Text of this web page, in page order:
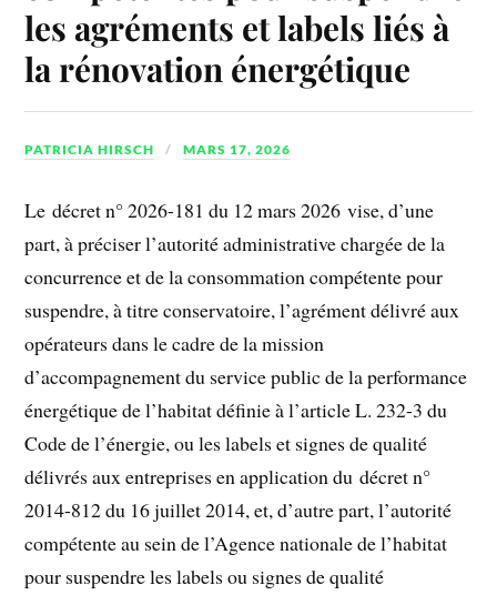
les agréments et labels liés à
la rénovation énergétique
PATRICIA HIRSCH MARS 17, 2026
Le décret n° 2026-181 du 12 mars 2026 vise, d’une
part, à préciser l’autorité administrative chargée de la
concurrence et de la consommation compétente pour
suspendre, à titre conservatoire, l’agrément délivré aux
opérateurs dans le cadre de la mission
d’accompagnement du service public de la performance
énergétique de l’habitat définie à l’article L. 232-3 du
Code de l’énergie, ou les labels et signes de qualité
délivrés aux entreprises en application du décret n°
2014-812 du 16 juillet 2014, et, d’autre part, l’autorité
compétente au sein de l’Agence nationale de l’habitat
pour suspendre les labels ou signes de qualité